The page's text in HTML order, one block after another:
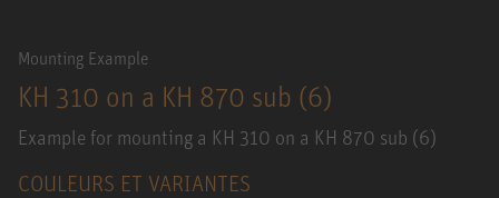
Mounting Example
KH 310 on a KH 870 sub (6)
Example for mounting a KH 310 on a KH 870 sub (6)
COULEURS ET VARIANTES